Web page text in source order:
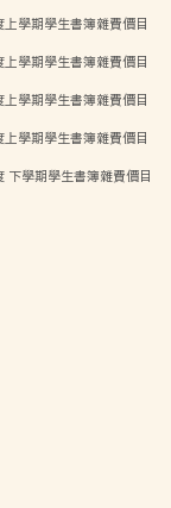
學期學生書簿雜費價目
學期學生書簿雜費價目
學期學生書簿雜費價目
學期學生書簿雜費價目
下學期學生書簿雜費價目